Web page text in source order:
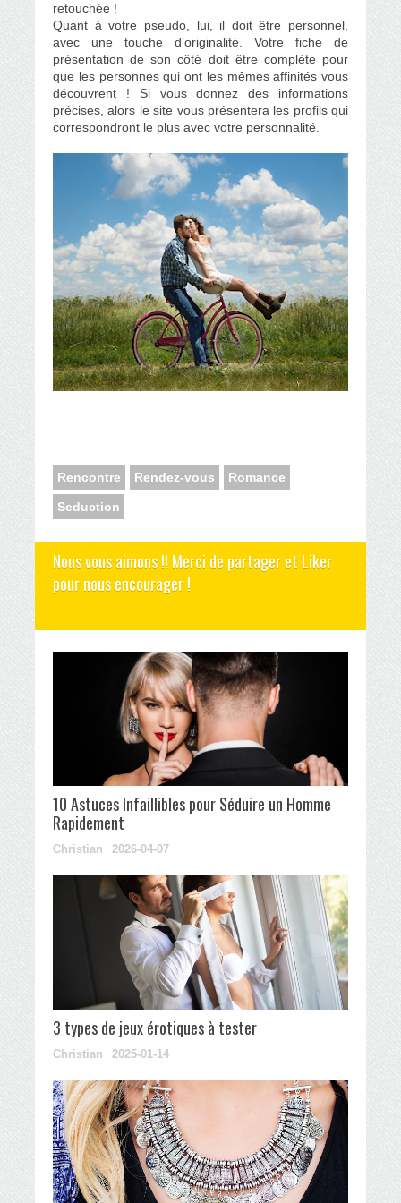
retouchée !
Quant à votre pseudo, lui, il doit être personnel,
avec une touche d’originalité. Votre fiche de
présentation de son côté doit être complète pour
que les personnes qui ont les mêmes affinités vous
découvrent ! Si vous donnez des informations
précises, alors le site vous présentera les profils qui
correspondront le plus avec votre personnalité.
Rencontre Rendez-vous Romance
Seduction
Nous vous aimons !! Merci de partager et Liker
pour nous encourager !
10 Astuces Infaillibles pour Séduire un Homme
Rapidement
Christian 2026-04-07
3 types de jeux érotiques à tester
Christian 2025-01-14